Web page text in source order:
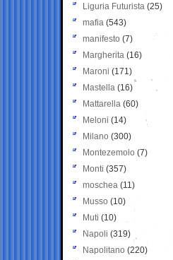
Liguria Futurista (25)
mafia (543)
manifesto (7)
Margherita (16)
Maroni (171)
Mastella (16)
Mattarella (60)
Meloni (14)
Milano (300)
Montezemolo (7)
Monti (357)
moschea (11)
Musso (10)
Muti (10)
Napoli (319)
Napolitano (220)